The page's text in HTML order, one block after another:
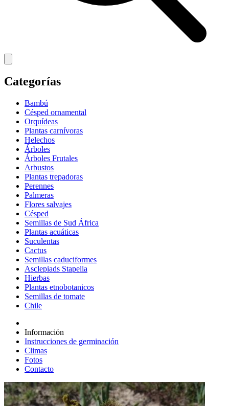
Categorías
Bambú
Césped ornamental
Orquídeas
Plantas carnívoras
Helechos
Árboles
Árboles Frutales
Arbustos
Plantas trepadoras
Perennes
Palmeras
Flores salvajes
Césped
Semillas de Sud África
Plantas acuáticas
Suculentas
Cactus
Semillas caduciformes
Asclepiads Stapelia
Hierbas
Plantas etnobotanicos
Semillas de tomate
Chile
Información
Instrucciones de germinación
Climas
Fotos
Contacto